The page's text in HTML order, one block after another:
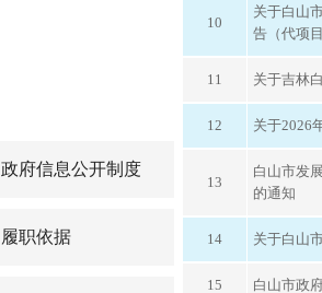
10
关于白山
告（代项
11 关于吉林
12 关于2026
13
白山市发
的通知
14 关于白山
15 白山市政
政府信息公开制度
履职依据